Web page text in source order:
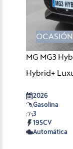
OCASIÓN
MG MG3
Hybrid+
2026
Gasolina
3
195CV
Automática